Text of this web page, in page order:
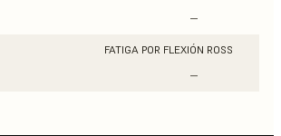
–
FATIGA POR FLEXIÓN ROSS
–